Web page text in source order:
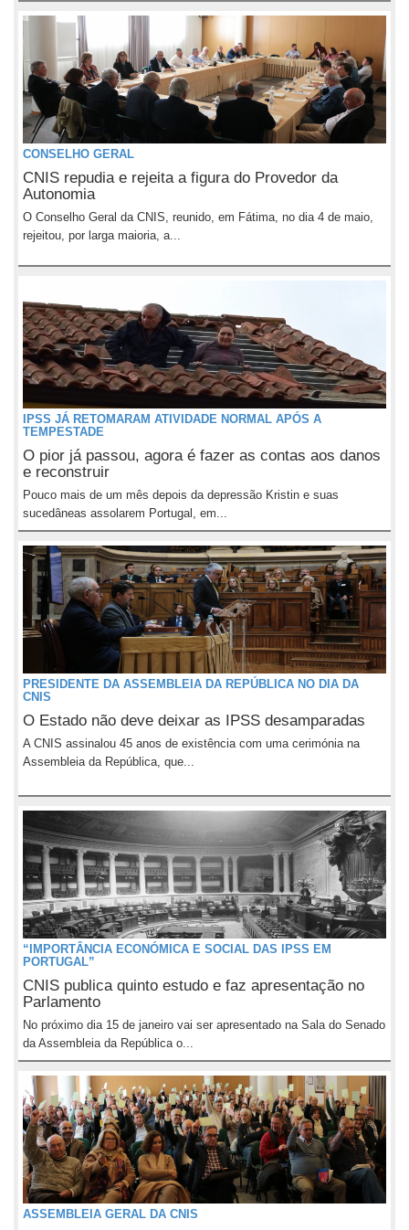
CONSELHO GERAL
CNIS repudia e rejeita a figura do Provedor da
Autonomia
O Conselho Geral da CNIS, reunido, em Fátima, no dia 4 de maio,
rejeitou, por larga maioria, a...
IPSS JÁ RETOMARAM ATIVIDADE NORMAL APÓS A
TEMPESTADE
O pior já passou, agora é fazer as contas aos danos
e reconstruir
Pouco mais de um mês depois da depressão Kristin e suas
sucedâneas assolarem Portugal, em...
PRESIDENTE DA ASSEMBLEIA DA REPÚBLICA NO DIA DA
CNIS
O Estado não deve deixar as IPSS desamparadas
A CNIS assinalou 45 anos de existência com uma cerimónia na
Assembleia da República, que...
“IMPORTÂNCIA ECONÓMICA E SOCIAL DAS IPSS EM
PORTUGAL”
CNIS publica quinto estudo e faz apresentação no
Parlamento
No próximo dia 15 de janeiro vai ser apresentado na Sala do Senado
da Assembleia da República o...
ASSEMBLEIA GERAL DA CNIS